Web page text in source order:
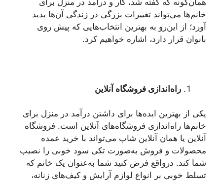
خانم‌ها می‌تواند تغییرات بزرگی در زندگی آن‌ها پدید
آورد؛ از این‌رو به بهترین انتخاب‌هایی که پیش روی
بانوان قرار دارد، اشاره خواهیم کرد.
راه‌اندازی فروشگاه آنلاین
یکی از بهترین ایده‌ها برای داشتن درآمد در منزل برای
خانم‌ها راه‌اندازی فروشگاه‌های آنلاین است. فروشگاه
آنلاین یا همان آنلاین شاپ می‌تواند با خرید عمده
محصولات و فروش به‌صورت تکی سود خوبی را نصیب
شما کند. درواقع فرض کنید شما به‌عنوان یک خانم که
تسلط خوبی بر انواع لوازم آرایش و کیف‌های زنانه،